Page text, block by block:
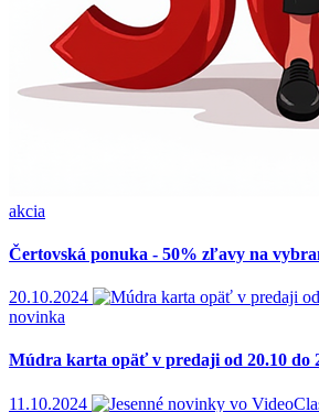
akcia
Čertovská ponuka - 50% zľavy na
20.10.2024
novinka
Múdra karta opäť v predaji od 20.10 do
11.10.2024